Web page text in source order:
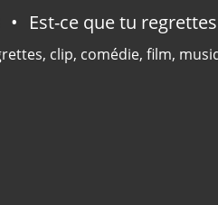
Est-ce que tu
, clip, comédie, film,